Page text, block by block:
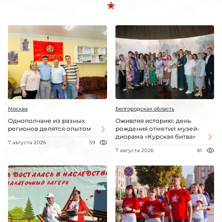
Москва
Однополчане из разных
регионов делятся опытом
7 августа 2026 59
Белгородская область
Оживляя историю: день
рождения отметил музей-
диорама «Курская битва»
7 августа 2026 61